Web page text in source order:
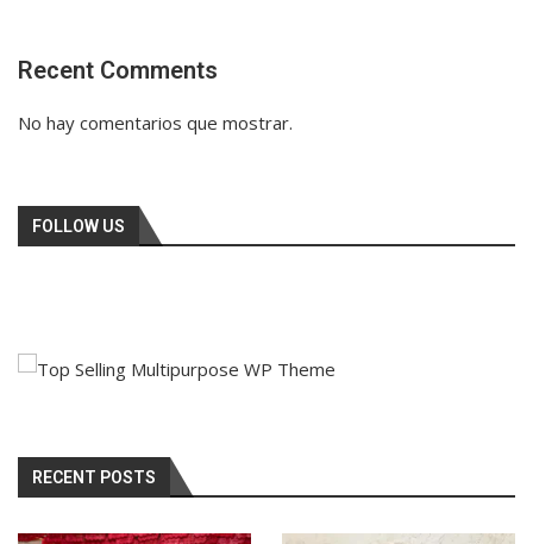
Recent Comments
No hay comentarios que mostrar.
FOLLOW US
RECENT POSTS